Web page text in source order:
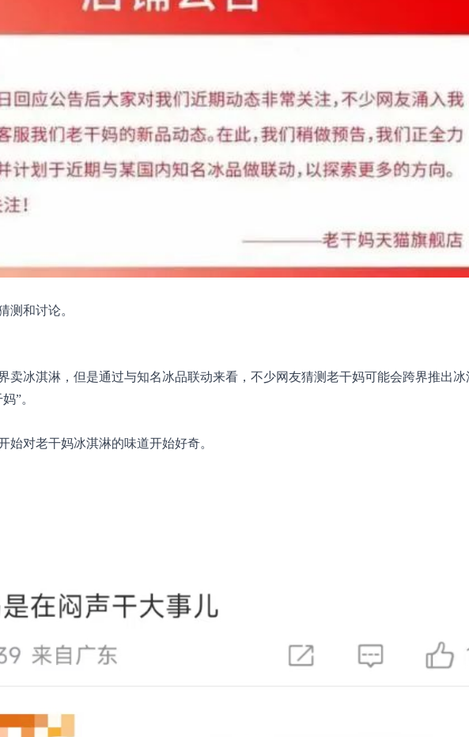
测和讨论。
卖冰淇淋，但是通过与知名冰品联动来看，不少网友猜测老干妈可能会跨界推出
”。
始对老干妈冰淇淋的味道开始好奇。